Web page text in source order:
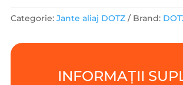
Suzuka
dark
8.00x18
5/112/40/70,1
Categorie: Jante aliaj DOTZ Brand:
INFORMAȚII